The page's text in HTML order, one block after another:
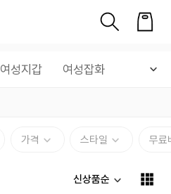
여성지갑 여성잡화
가격 스타일 무료
신상품순